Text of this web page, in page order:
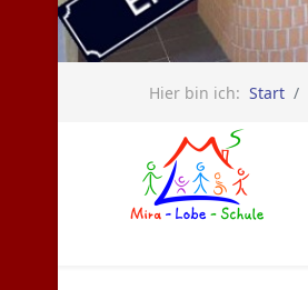
Hier bin ich: Start